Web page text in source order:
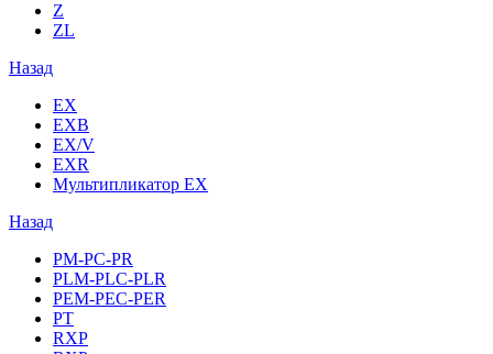
Z
ZL
Назад
EX
EXB
EX/V
EXR
Мультипликатор EX
Назад
PM-PC-PR
PLM-PLC-PLR
PEM-PEC-PER
PT
RXP